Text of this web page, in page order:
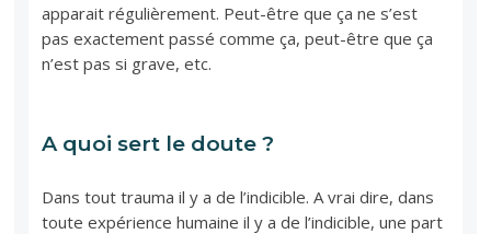
apparait régulièrement. Peut-être que ça ne s’est
pas exactement passé comme ça, peut-être que ça
n’est pas si grave, etc.
A quoi sert le doute ?
Dans tout trauma il y a de l’indicible. A vrai dire, dans
toute expérience humaine il y a de l’indicible, une part